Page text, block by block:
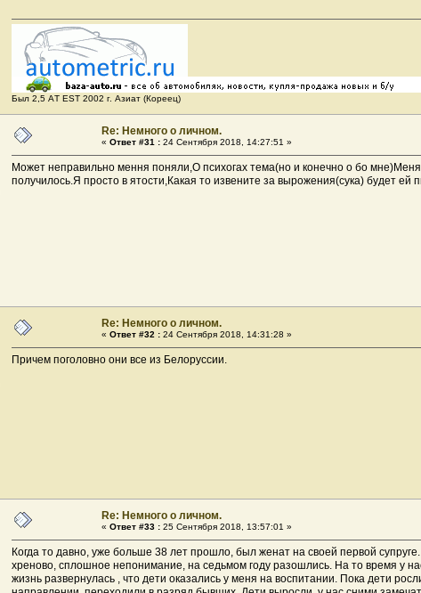
Был 2,5 AТ EST 2002 г. Азиат (Кореец)
Re: Немного о личном.
« Ответ #31 : 24 Сентября 2018, 14:27:51 »
Может неправильно мення поняли,О психогах тема(но и конечно о бо
получилось.Я просто в ятости,Какая то извените за вырожения(сука) будет ей
Re: Немного о личном.
« Ответ #32 : 24 Сентября 2018, 14:31:28 »
Причем поголовно они все из Белоруссии.
Re: Немного о личном.
« Ответ #33 : 25 Сентября 2018, 13:57:01 »
Когда то давно, уже больше 38 лет прошло, был женат на своей первой
хреново, сплошное непонимание, на седьмом году разошлись. На то время у
жизнь развернулась , что дети оказались у меня на воспитании. Пока дети